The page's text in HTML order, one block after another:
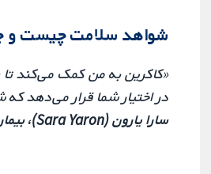
شواهد سلامت چیست و
«کاکرین به من کمک می‌کند تا
در اختیار شما قرار می‌دهد
سارا یارون (Sara Yaron)، بیمار سابق مبتلا به سرطان پستان، اسرائیل